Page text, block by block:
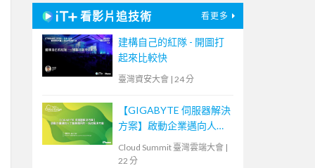
看影片追技術 看更多
建構自己的紅隊 - 開圖打
起來比較快
臺灣資安大會 | 24 分
【GIGABYTE 伺服器解決
方案】啟動企業邁向人工
智慧應用的一站式解決方
案
Cloud Summit 臺灣雲端大會 |
22 分